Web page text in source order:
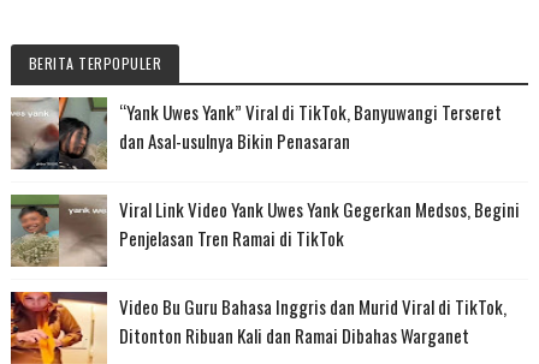
BERITA TERPOPULER
“Yank Uwes Yank” Viral di TikTok, Banyuwangi Terseret
dan Asal-usulnya Bikin Penasaran
Viral Link Video Yank Uwes Yank Gegerkan Medsos, Begini
Penjelasan Tren Ramai di TikTok
Video Bu Guru Bahasa Inggris dan Murid Viral di TikTok,
Ditonton Ribuan Kali dan Ramai Dibahas Warganet